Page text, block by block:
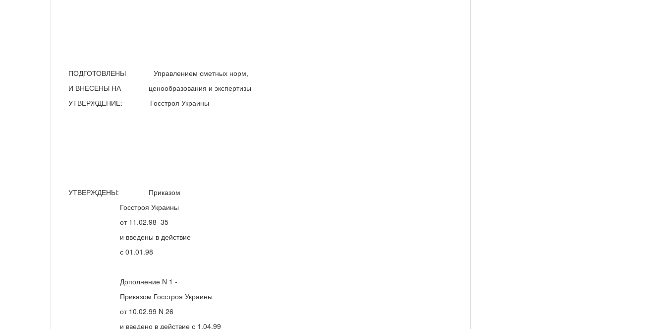
ПОДГОТОВЛЕНЫ Управлением сметных норм,
И ВНЕСЕНЫ НА ценообразования и экспертизы
УТВЕРЖДЕНИЕ: Госстроя Украины
УТВЕРЖДЕНЫ: Приказом
Госстроя Украины
от 11.02.98 35
и введены в действие
с 01.01.98
Дополнение N 1 -
Приказом Госстроя Украины
от 10.02.99 N 26
и введено в действие с 1.04.99